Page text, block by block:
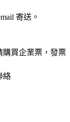
寄送。
購買企業票，發票
絡